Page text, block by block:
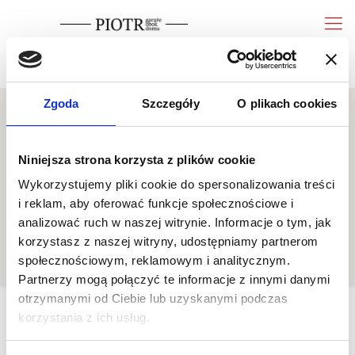
Zgoda Szczegóły O plikach cookies
Niniejsza strona korzysta z plików cookie
Wykorzystujemy pliki cookie do spersonalizowania treści
i reklam, aby oferować funkcje społecznościowe i
analizować ruch w naszej witrynie. Informacje o tym, jak
korzystasz z naszej witryny, udostępniamy partnerom
społecznościowym, reklamowym i analitycznym.
Partnerzy mogą połączyć te informacje z innymi danymi
otrzymanymi od Ciebie lub uzyskanymi podczas
korzystania z ich usług.
Pokaż telefon
1 (7)